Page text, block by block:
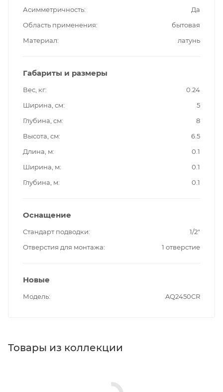
Асимметричность
Да
Область применения
бытовая
Материал
латунь
Габариты и размеры
Вес, кг
0.24
Ширина, см
5
Глубина, см
8
Высота, см
6.5
Длина, м
0.1
Ширина, м
0.1
Глубина, м
0.1
Оснащение
Стандарт подводки
1/2"
Отверстия для монтажа
1 отверстие
Новые
Модель AQ2450CR
Товары из коллекции